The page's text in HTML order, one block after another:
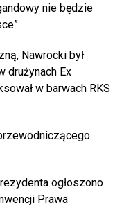
nie będzie
Nawrocki był
drużynach Ex
w barwach RKS
ogłoszono
Prawa